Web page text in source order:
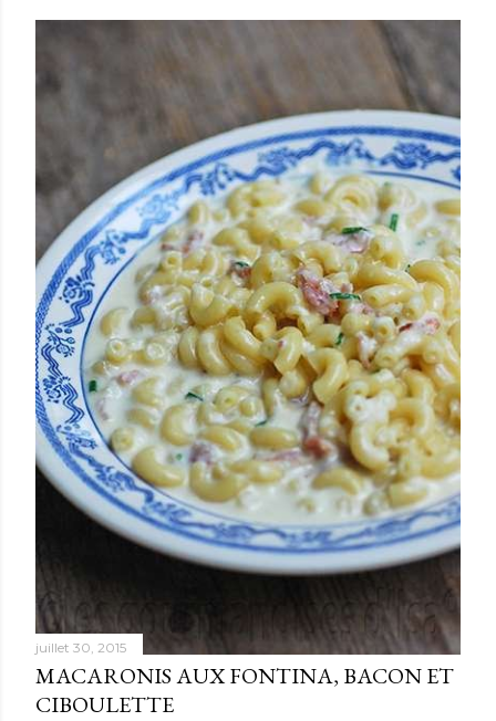
juillet 30, 2015
MACARONIS AUX FONTINA, BACON ET
CIBOULETTE